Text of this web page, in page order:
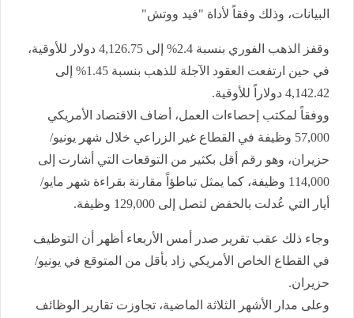
البيانات، وذلك وفقاً لأداة "فيد ووتش"
وقفز الذهب الفوري بنسبة 2.4% إلى 4,126.75 دولار للأوقية،
في حين ارتفعت العقود الآجلة للذهب بنسبة 1.45% إلى
4,142.42 دولاراً للأوقية.
ووفقاً لمكتب إحصاءات العمل، أضاف الاقتصاد الأمريكي
57,000 وظيفة في القطاع غير الزراعي خلال شهر يونيو/
حزيران، وهو رقم أقل بكثير من التوقعات التي أشارت إلى
114,000 وظيفة، كما يمثل تباطؤاً مقارنة بقراءة شهر مايو/
أيار التي عُدلت بالخفض لتصل إلى 129,000 وظيفة.
وجاء ذلك عقب تقرير صدر أمس الأربعاء أظهر أن التوظيف
في القطاع الخاص الأمريكي زاد بأقل من المتوقع في يونيو/
حزيران.
وعلى مدار الأشهر الثلاثة الماضية، تجاوزت تقارير الوظائف